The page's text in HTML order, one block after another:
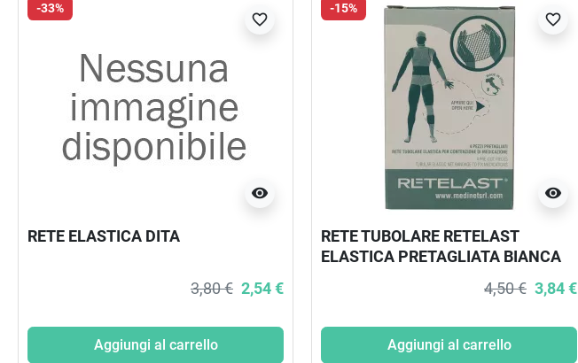
-33%
visibility
favorite_border
RETE ELASTICA DITA
3,80 € 2,54 €
Aggiungi al carrello
-15%
visibility
favorite_border
RETE TUBOLARE RETELAST
ELASTICA PRETAGLIATA BIANCA
4,50 € 3,84 €
Aggiungi al carrello